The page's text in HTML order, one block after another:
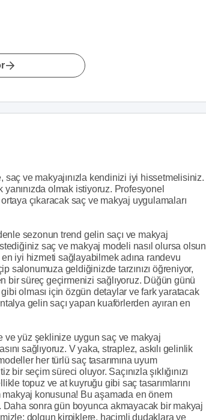
ve makyajınızla kendinizi iyi hissetmelisiniz.
olmak istiyoruz. Profesyonel
çıkaracak saç ve makyaj uygulamaları
sezonun trend gelin saçı ve makyaj
saç ve makyaj modeli nasıl olursa olsun
iyi hizmeti sağlayabilmek adına randevu
salonumuza geldiğinizde tarzınızı öğreniyor,
bir süreç geçirmenizi sağlıyoruz. Düğün günü
olması için özgün detaylar ve fark yaratacak
gelin saçı yapan kuaförlerden ayıran en
yüz şeklinize uygun saç ve makyaj
sağlıyoruz. V yaka, straplez, askılı gelinlik
her türlü saç tasarımına uyum
seçim süreci oluyor. Saçınızla şıklığınızı
topuz ve at kuyruğu gibi saç tasarımlarını
konusuna! Bu aşamada en önem
sonra gün boyunca akmayacak bir makyaj
dolgun kirpiklere, hacimli dudaklara ve